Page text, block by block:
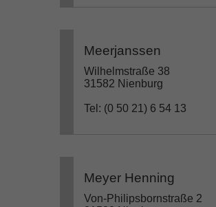
Meerjanssen
Wilhelmstraße 38
31582 Nienburg
Tel: (0 50 21) 6 54 13
Meyer Henning
Von-Philipsbornstraße 2